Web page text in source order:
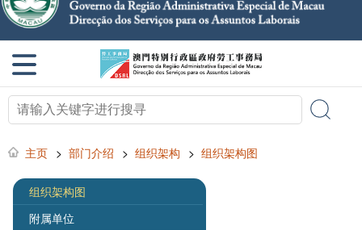
主页 > 部门介绍 > 组织架构 > 组织架构图
组织架构图
附属单位